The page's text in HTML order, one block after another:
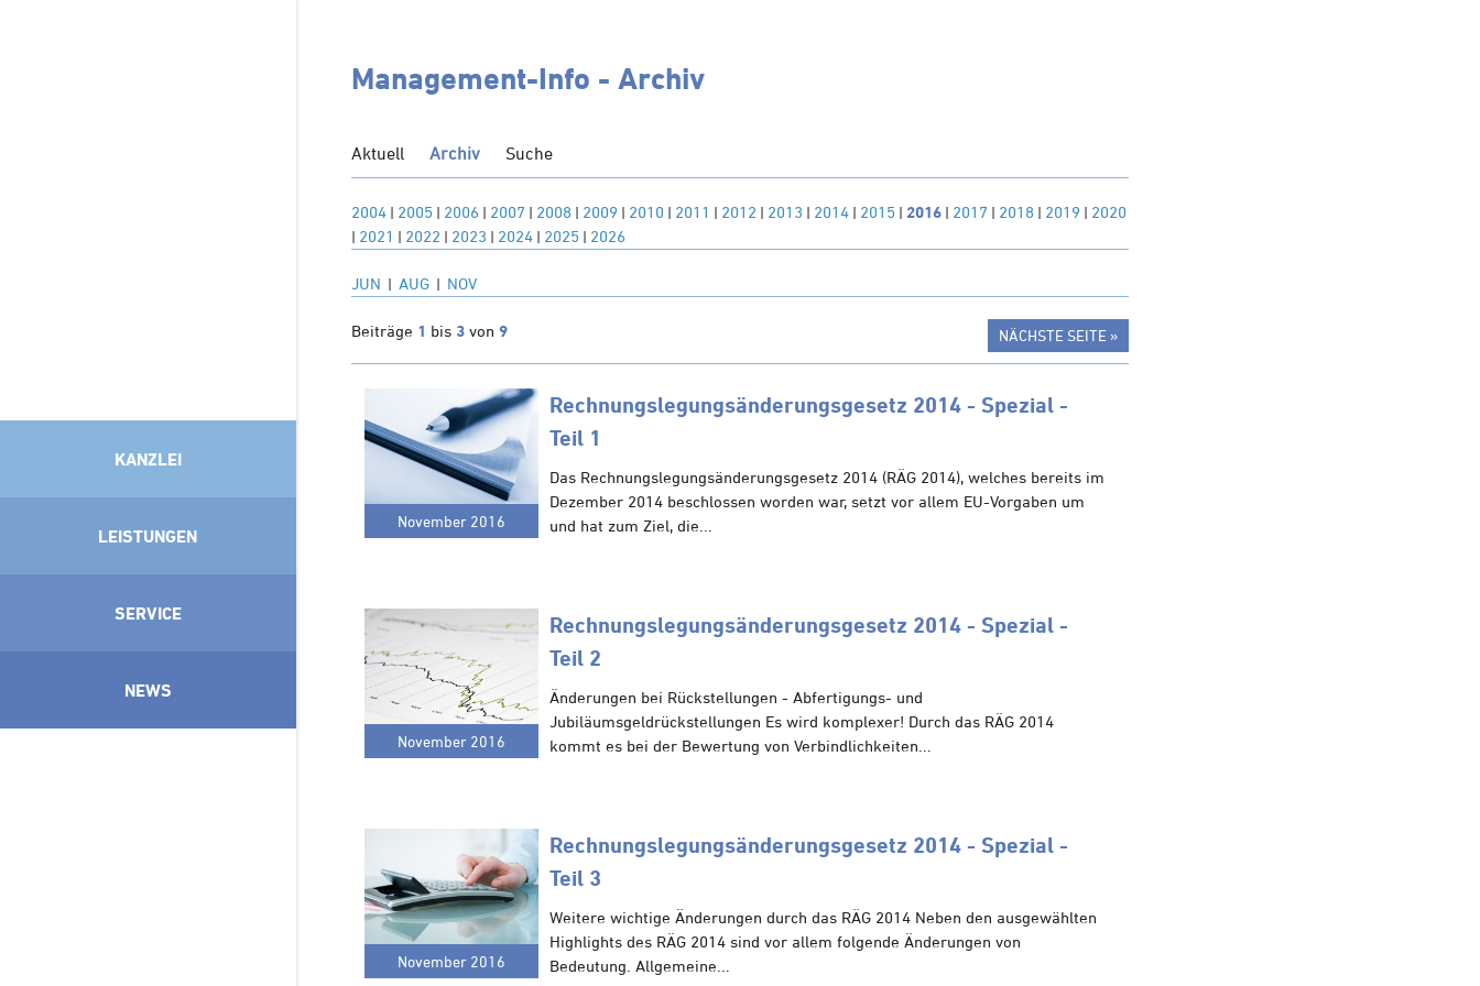
KANZLEI
LEISTUNGEN
SERVICE
NEWS
Management-Info - Archiv
Aktuell Archiv Suche
2004| 2005 | 2006 | 2007 | 2008| 2009 | 2010 | 2011 | 2012 | 2013 | 2014| 2015 | 2016| 2017 | 2018| 2019 | 2020
| 2021 | 2022 | 2023 | 2024| 2025 | 2026
JUN | AUG| NOV
Beiträge 1 bis 3von 9 NÄCHSTE SEITE »
November 2016
Rechnungslegungsänderungs­gesetz 2014 - Spezial -
Teil 1
Das Rechnungslegungsänderungsgesetz 2014 (RÄG 2014), welches bereits im
Dezember 2014 beschlossen worden war, setzt vor allem EU-Vorgaben um
und hat zum Ziel, die...
November 2016
Rechnungslegungsänderungs­gesetz 2014 - Spezial -
Teil 2
Änderungen bei Rückstellungen - Abfertigungs- und
Jubiläumsgeldrückstellungen Es wird komplexer! Durch das RÄG 2014
kommt es bei der Bewertung von Verbindlichkeiten...
November 2016
Rechnungslegungsänderungs­gesetz 2014 - Spezial -
Teil 3
Weitere wichtige Änderungen durch das RÄG 2014 Neben den ausgewählten
Highlights des RÄG 2014 sind vor allem folgende Änderungen von
Bedeutung. Allgemeine...